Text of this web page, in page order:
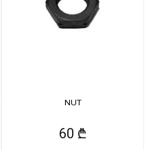
NUT
60 ₾